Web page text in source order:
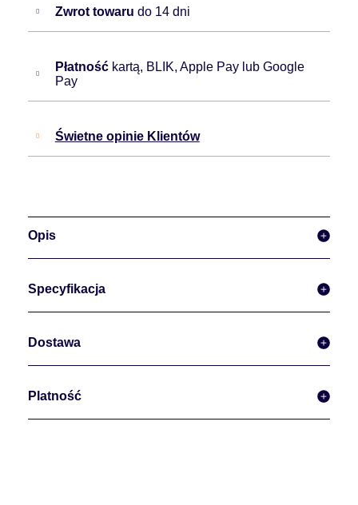
Zwrot towaru do 14 dni
Płatność kartą, BLIK, Apple Pay lub Google
Pay
Świetne opinie Klientów
Opis
Specyfikacja
Dostawa
Platność